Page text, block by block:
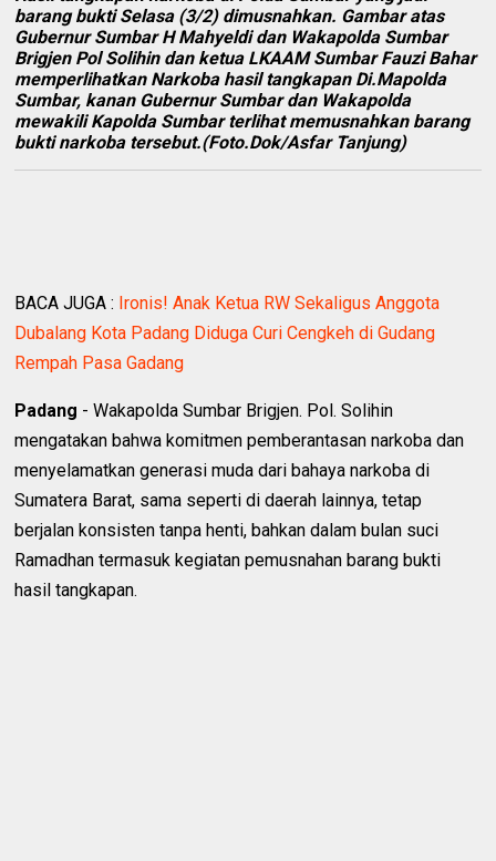
barang bukti Selasa (3/2) dimusnahkan. Gambar atas
Gubernur Sumbar H Mahyeldi dan Wakapolda Sumbar
Brigjen Pol Solihin dan ketua LKAAM Sumbar Fauzi Bahar
memperlihatkan Narkoba hasil tangkapan Di.Mapolda
Sumbar, kanan Gubernur Sumbar dan Wakapolda
mewakili Kapolda Sumbar terlihat memusnahkan barang
bukti narkoba tersebut.(Foto.Dok/Asfar Tanjung)
BACA JUGA : Ironis! Anak Ketua RW Sekaligus Anggota
Dubalang Kota Padang Diduga Curi Cengkeh di Gudang
Rempah Pasa Gadang
Padang - Wakapolda Sumbar Brigjen. Pol. Solihin
mengatakan bahwa komitmen pemberantasan narkoba dan
menyelamatkan generasi muda dari bahaya narkoba di
Sumatera Barat, sama seperti di daerah lainnya, tetap
berjalan konsisten tanpa henti, bahkan dalam bulan suci
Ramadhan termasuk kegiatan pemusnahan barang bukti
hasil tangkapan.